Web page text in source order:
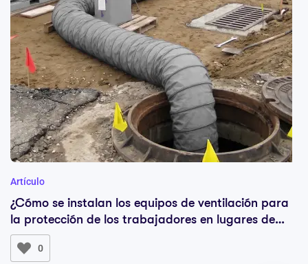
Artículo
¿Cómo se instalan los equipos de ventilación para
la protección de los trabajadores en lugares de
difícil acceso, como por ejemplo en las
alcantarillas?
0